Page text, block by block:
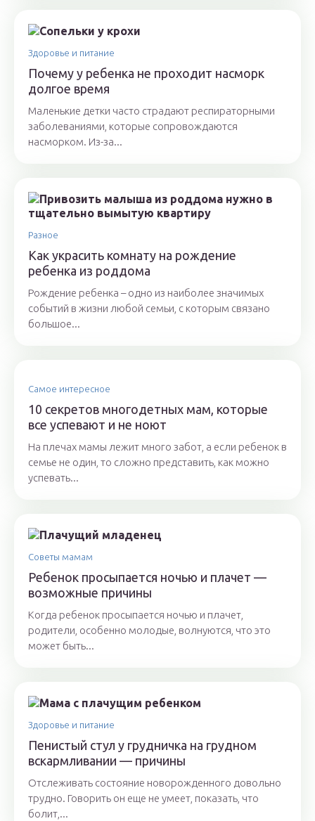
Здоровье и питание
Почему у ребенка не проходит насморк
долгое время
Маленькие детки часто страдают респираторными
заболеваниями, которые сопровождаются
насморком. Из-за...
Разное
Как украсить комнату на рождение
ребенка из роддома
Рождение ребенка – одно из наиболее значимых
событий в жизни любой семьи, с которым связано
большое...
Самое интересное
10 секретов многодетных мам, которые
все успевают и не ноют
На плечах мамы лежит много забот, а если ребенок в
семье не один, то сложно представить, как можно
успевать...
Советы мамам
Ребенок просыпается ночью и плачет —
возможные причины
Когда ребенок просыпается ночью и плачет,
родители, особенно молодые, волнуются, что это
может быть...
Здоровье и питание
Пенистый стул у грудничка на грудном
вскармливании — причины
Отслеживать состояние новорожденного довольно
трудно. Говорить он еще не умеет, показать, что
болит,...